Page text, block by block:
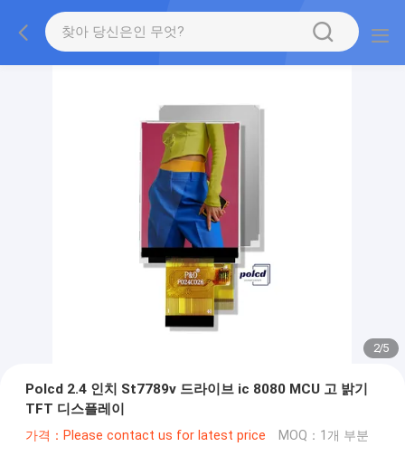
2/5
Polcd 2.4 인치 St7789v 드라이브 ic 8080 MCU 고 밝기
TFT 디스플레이
가격：Please contact us for latest price MOQ：1개 부분